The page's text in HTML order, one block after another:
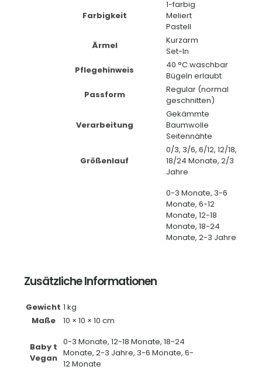
Farbigkeit
1-farbig
Meliert
Pastell
Ärmel
Kurzarm
Set-In
Pflegehinweis
40 °C waschbar
Bügeln erlaubt
Passform
Regular (normal
geschnitten)
Verarbeitung
Gekämmte
Baumwolle
Seitennähte
Größenlauf
0/3, 3/6, 6/12, 12/18,
18/24 Monate, 2/3
Jahre
0-3 Monate, 3-6
Monate, 6-12
Monate, 12-18
Monate, 18-24
Monate, 2-3 Jahre
Zusätzliche Informationen
Gewicht 1 kg
Maße
10 × 10 × 10 cm
Baby t
Vegan
0-3 Monate, 12-18 Monate, 18-24
Monate, 2-3 Jahre, 3-6 Monate, 6-
12 Monate